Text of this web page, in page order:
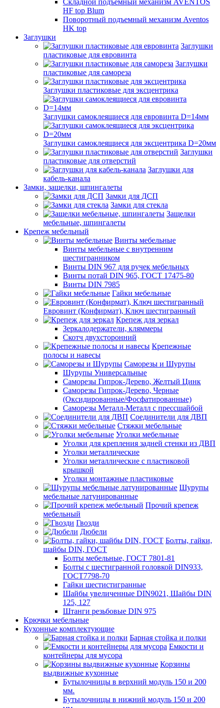
Складной подъемный механизм AVENTOS
HF top Blum
Поворотный подъемный механизм Aventos
HK top
Заглушки
Заглушки
пластиковые для евровинта
Заглушки
пластиковые для самореза
Заглушки пластиковые для эксцентрика
Заглушки самоклеящиеся для евровинта D=14мм
Заглушки самоклеящиеся для эксцентрика D=20мм
Заглушки
пластиковые для отверстий
Заглушки для
кабель-канала
Замки, защелки, шпингалеты
Замки для ДСП
Замки для стекла
Защелки
мебельные, шпингалеты
Крепеж мебельный
Винты мебельные
Винты мебельные с внутренним
шестигранником
Винты DIN 967 для ручек мебельных
Винты потай DIN 965, ГОСТ 17475-80
Винты DIN 7985
Гайки мебельные
Евровинт (Конфирмат), Ключ шестигранный
Крепеж для зеркал
Зеркалодержатели, кляммеры
Скотч двухсторонний
Крепежные
полосы и навесы
Саморезы и Шурупы
Шурупы Универсальные
Саморезы Гипрок-Дерево, Желтый Цинк
Саморезы Гипрок-Дерево, Черные
(Оксидированные/Фосфатированные)
Саморезы Металл-Металл с прессшайбой
Соединители для ДВП
Стяжки мебельные
Уголки мебельные
Уголки для крепления задней стенки из ДВП
Уголки металлические
Уголки металлические с пластиковой
крышкой
Уголки монтажные пластиковые
Шурупы
мебельные латунированные
Прочий крепеж
мебельный
Гвозди
Дюбели
Болты, гайки,
шайбы DIN, ГОСТ
Болты мебельные, ГОСТ 7801-81
Болты с шестигранной головкой DIN933,
ГОСТ7798-70
Гайки шестистигранные
Шайбы увеличенные DIN9021, Шайбы DIN
125, 127
Штанги резьбовые DIN 975
Крючки мебельные
Кухонные комплектующие
Барная стойка и полки
Емкости и
контейнеры для мусора
Корзины
выдвижные кухонные
Бутылочницы в верхний модуль 150 и 200
мм.
Бутылочницы в нижний модуль 150 и 200